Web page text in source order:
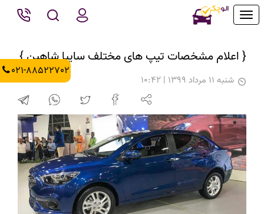
Toggle
021-88522702
{ اعلام مشخصات تیپ های مختلف سایپا شاهین }
شنبه 11 مرداد 1399 | 10:42